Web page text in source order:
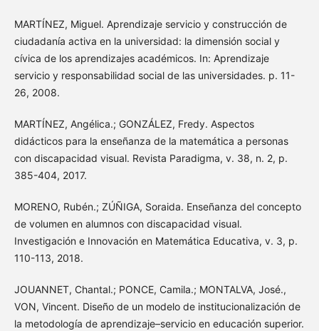
MARTÍNEZ, Miguel. Aprendizaje servicio y construcción de
ciudadanía activa en la universidad: la dimensión social y
cívica de los aprendizajes académicos. In: Aprendizaje
servicio y responsabilidad social de las universidades. p. 11-
26, 2008.
MARTÍNEZ, Angélica.; GONZÁLEZ, Fredy. Aspectos
didácticos para la enseñanza de la matemática a personas
con discapacidad visual. Revista Paradigma, v. 38, n. 2, p.
385-404, 2017.
MORENO, Rubén.; ZÚÑIGA, Soraida. Enseñanza del concepto
de volumen en alumnos con discapacidad visual.
Investigación e Innovación en Matemática Educativa, v. 3, p.
110-113, 2018.
JOUANNET, Chantal.; PONCE, Camila.; MONTALVA, José.,
VON, Vincent. Diseño de un modelo de institucionalización de
la metodología de aprendizaje–servicio en educación superior.